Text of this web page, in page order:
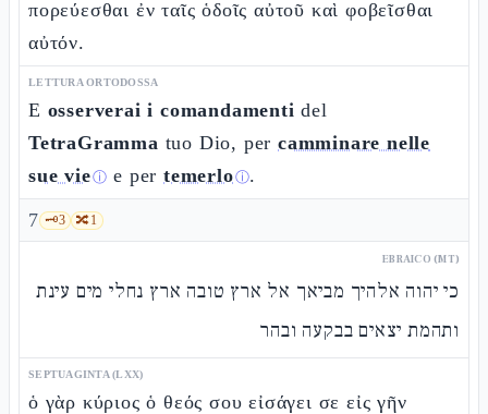
πορεύεσθαι ἐν ταῖς ὁδοῖς αὐτοῦ καὶ φοβεῖσθαι
αὐτόν.
LETTURA ORTODOSSA
E osserverai i comandamenti del
TetraGramma tuo Dio, percamminare nelle
sue vieⓘ e pertemerloⓘ.
7 🗝️3 🔀1
EBRAICO (MT)
כי יהוה אלהיך מביאך אל ארץ טובה ארץ נחלי מים עינת
ותהמת יצאים בבקעה ובהר
SEPTUAGINTA (LXX)
ὁ γὰρ κύριος ὁ θεός σου εἰσάγει σε εἰς γῆν